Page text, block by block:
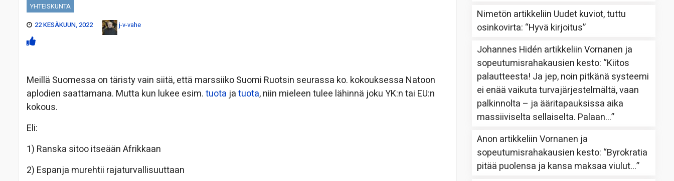
YHTEISKUNTA
22 KESÄKUUN, 2022
j-v-vahe
Meillä Suomessa on täristy vain siitä, että marssiiko Suomi Ruotsin seurassa ko. kokouksessa Natoon
aplodien saattamana. Mutta kun lukee esim.tuota jatuota, niin mieleen tulee lähinnä joku YK:n tai EU:n
kokous.
Eli:
1) Ranska sitoo itseään Afrikkaan
2) Espanja murehtii rajaturvallisuuttaan
Nimetön artikkeliin Uudet kuviot, tuttu
osinkovirta: “Hyvä kirjoitus”
Johannes Hidén artikkeliinVornanen ja
sopeutumisrahakausien kesto: “Kiitos
palautteesta! Ja jep, noin pitkänä systeemi
ei enää vaikuta turvajärjestelmältä, vaan
palkinnolta – ja ääritapauksissa aika
massiiviselta sellaiselta. Palaan…”
Anon artikkeliinVornanen ja
sopeutumisrahakausien kesto: “Byrokratia
pitää puolensa ja kansa maksaa viulut…”